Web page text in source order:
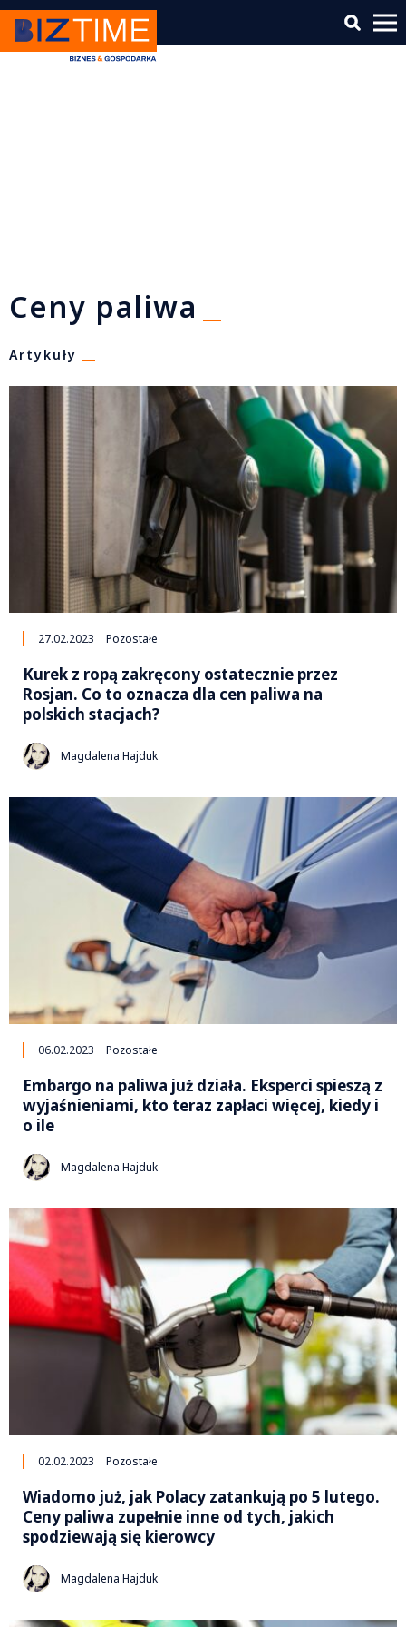
Ceny paliwa
Artykuły
27.02.2023 Pozostałe
Kurek z ropą zakręcony ostatecznie przez
Rosjan. Co to oznacza dla cen paliwa na
polskich stacjach?
Magdalena Hajduk
06.02.2023 Pozostałe
Embargo na paliwa już działa. Eksperci spieszą z
wyjaśnieniami, kto teraz zapłaci więcej, kiedy i
o ile
Magdalena Hajduk
02.02.2023 Pozostałe
Wiadomo już, jak Polacy zatankują po 5 lutego.
Ceny paliwa zupełnie inne od tych, jakich
spodziewają się kierowcy
Magdalena Hajduk